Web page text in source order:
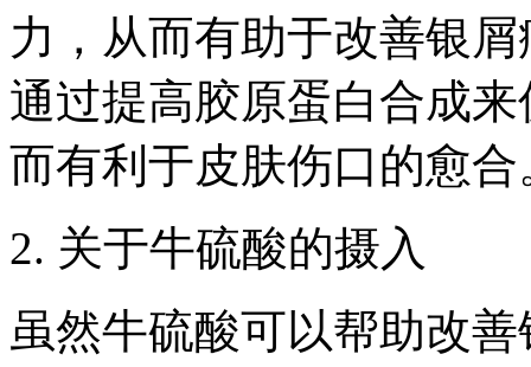
力，从而有助于改善银
通过提高胶原蛋白合成
而有利于皮肤伤口的愈合
2. 关于牛硫酸的摄入
虽然牛硫酸可以帮助改